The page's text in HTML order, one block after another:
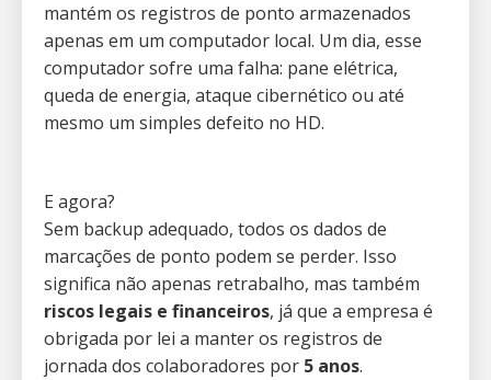
mantém os registros de ponto armazenados
apenas em um computador local. Um dia, esse
computador sofre uma falha: pane elétrica,
queda de energia, ataque cibernético ou até
mesmo um simples defeito no HD.
E agora?
Sem backup adequado, todos os dados de
marcações de ponto podem se perder. Isso
significa não apenas retrabalho, mas também
riscos legais e financeiros, já que a empresa é
obrigada por lei a manter os registros de
jornada dos colaboradores por 5 anos.